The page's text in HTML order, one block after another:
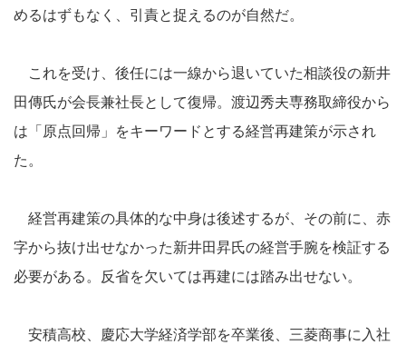
めるはずもなく、引責と捉えるのが自然だ。
これを受け、後任には一線から退いていた相談役の新井
田傳氏が会長兼社長として復帰。渡辺秀夫専務取締役から
は「原点回帰」をキーワードとする経営再建策が示され
た。
経営再建策の具体的な中身は後述するが、その前に、赤
字から抜け出せなかった新井田昇氏の経営手腕を検証する
必要がある。反省を欠いては再建には踏み出せない。
安積高校、慶応大学経済学部を卒業後、三菱商事に入社